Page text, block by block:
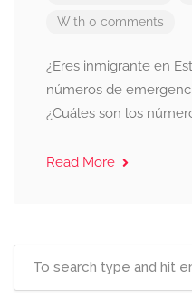
With 0 comments
¿Eres inmigrante en
números de
¿Cuáles son los
Read More